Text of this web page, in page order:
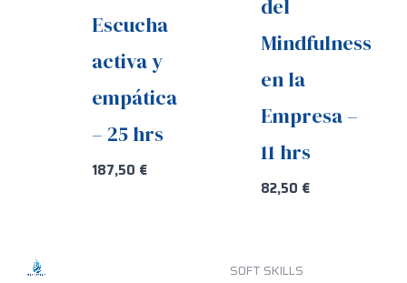
Escucha
activa y
empática
– 25 hrs
187,50 €
del
Mindfulness
en la
Empresa –
11 hrs
82,50 €
SOFT SKILLS